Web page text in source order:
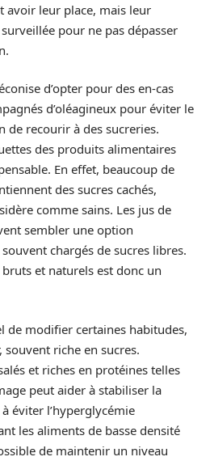
avoir leur place, mais leur
pour ne pas dépasser
d’opter pour des en-cas
d’oléagineux pour éviter le
de recourir à des sucreries.
des produits alimentaires
En effet, beaucoup de
des sucres cachés,
comme sains. Les jus de
sembler une option
chargés de sucres libres.
et naturels est donc un
de modifier certaines habitudes,
riche en sucres.
et riches en protéines telles
peut aider à stabiliser la
éviter l’hyperglycémie
les aliments de basse densité
de maintenir un niveau